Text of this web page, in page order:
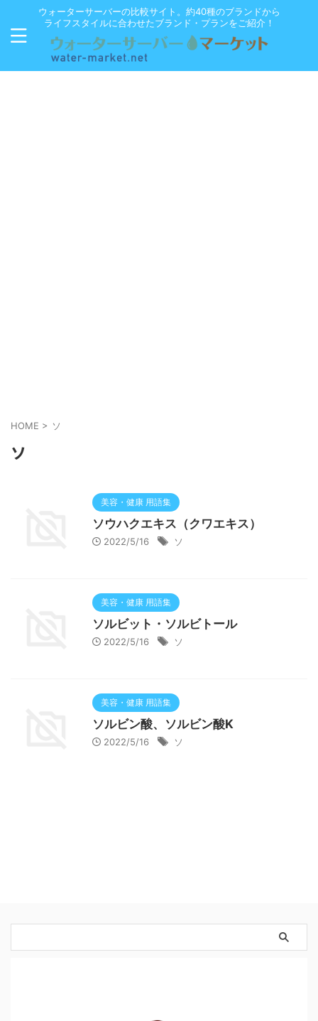
ウォーターサーバーの比較サイト。約40種のブランドから
ライフスタイルに合わせたブランド・プランをご紹介！
HOME > ソ
ソ
美容・健康 用語集
ソウハクエキス（クワエキス）
2022/5/16 ソ
美容・健康 用語集
ソルビット・ソルビトール
2022/5/16 ソ
美容・健康 用語集
ソルビン酸、ソルビン酸K
2022/5/16 ソ